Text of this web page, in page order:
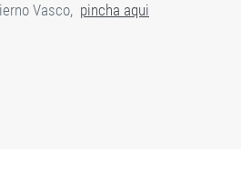
Vasco, pincha aqui